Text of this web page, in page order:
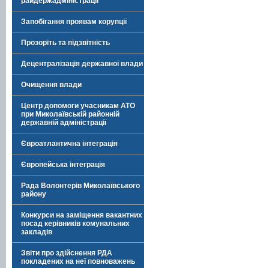
Запобігання проявам корупції
Прозоріть та підзвітність
Децентралізація державної влади
Очищення влади
Центр допомоги учасникам АТО
при Миколаївській районній
державній адміністрації
Євроатлантична інтеграція
Європейська інтеграція
Рада Волонтерів Миколаївського
району
Конкурси на заміщення вакантних
посад керівників комунальних
закладів
Звіти про здійснення РДА
покладених на неї повноважень